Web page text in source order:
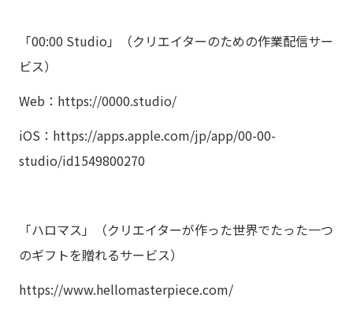
「00:00 Studio」（クリエイターのための作業配信サー
ビス）
Web： https://0000.studio/
iOS： https://apps.apple.com/jp/app/00-00-
studio/id1549800270
「ハロマス」（クリエイターが作った世界でたった一つ
のギフトを贈れるサービス）
https://www.hellomasterpiece.com/